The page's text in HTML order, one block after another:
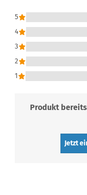
5
4
3
2
1
Produkt
Jetzt